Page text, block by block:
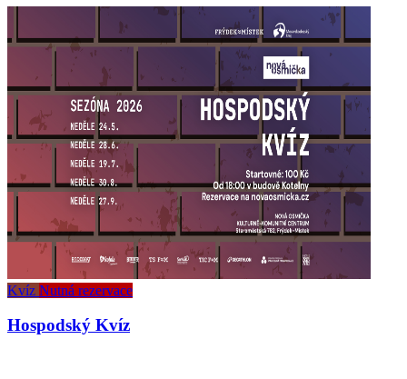
Kvíz Nutná rezervace
Hospodský Kvíz